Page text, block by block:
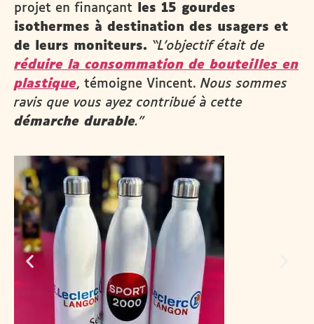
projet en finançant les 15 gourdes
isothermes à destination des usagers et
de leurs moniteurs. “L’objectif était de
réduire la consommation de bouteilles en
plastique, témoigne Vincent. Nous sommes
ravis que vous ayez contribué à cette
démarche durable.”